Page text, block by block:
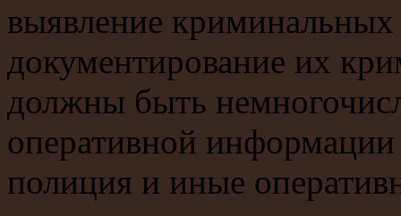
выявление
документирование их
должны быть
оперативной
полиция и иные